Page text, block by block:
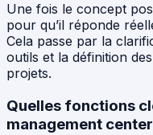
Une fois le concept
pour qu’il réponde
Cela passe par la
outils et la définition
projets.
Quelles fonctions
management